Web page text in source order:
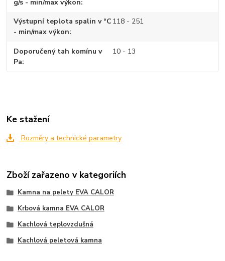
g/s - min/max výkon
Výstupní teplota spalin v °C
- min/max výkon
118 - 251
Doporučený tah komínu v
Pa
10 - 13
Ke stažení
Rozměry a technické parametry
Zboží zařazeno v kategoriích
Kamna na pelety EVA CALOR
Krbová kamna EVA CALOR
Kachlová teplovzdušná
Kachlová peletová kamna